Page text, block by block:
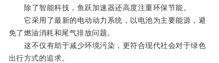
除了智能科技，鱼跃加速器还高度注重环保节能。
它采用了最新的电动动力系统，以电池为主要能源，避
免了燃油消耗和尾气排放问题。
这不仅有助于减少环境污染，更符合现代社会对于绿色
出行方式的追求。